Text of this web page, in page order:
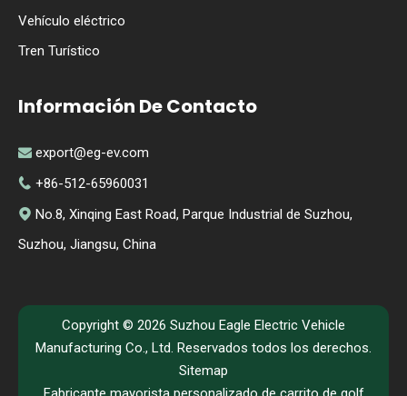
Vehículo eléctrico
Tren Turístico
Información De Contacto
 export@eg-ev.com
 +86-512-65960031
 No.8, Xinqing East Road, Parque Industrial de Suzhou,
Suzhou, Jiangsu, China
Copyright © 2026 Suzhou Eagle Electric Vehicle
Manufacturing Co., Ltd. Reservados todos los derechos.
Sitemap